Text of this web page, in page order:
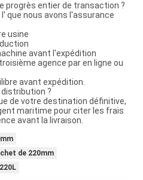
progrès entier de transaction ?
que nous avons l'assurance
usine
avant l'expédition
agence par en ligne ou
avant expédition.
?
de votre destination définitive,
maritime pour citer les frais
avant la livraison.
de 220mm